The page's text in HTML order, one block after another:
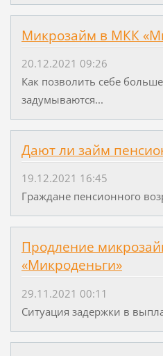
Микрозайм в МКК
20.12.2021 09:26
Как позволить себе
задумываются...
Дают ли займ
19.12.2021 16:45
Граждане пенсионного
Продление
«Микроденьги»
29.11.2021 00:11
Ситуация задержки в